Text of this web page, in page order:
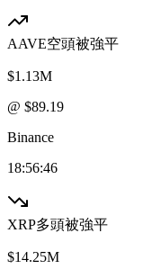
AAVE空頭被強平
$1.13M
@ $89.19
Binance
18:56:46
XRP多頭被強平
$14.25M